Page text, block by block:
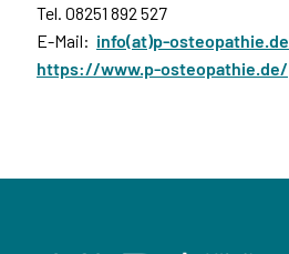
Tel. 08251 892 527
E-Mail: info(at)p-osteopathie.de
https://www.p-osteopathie.de/